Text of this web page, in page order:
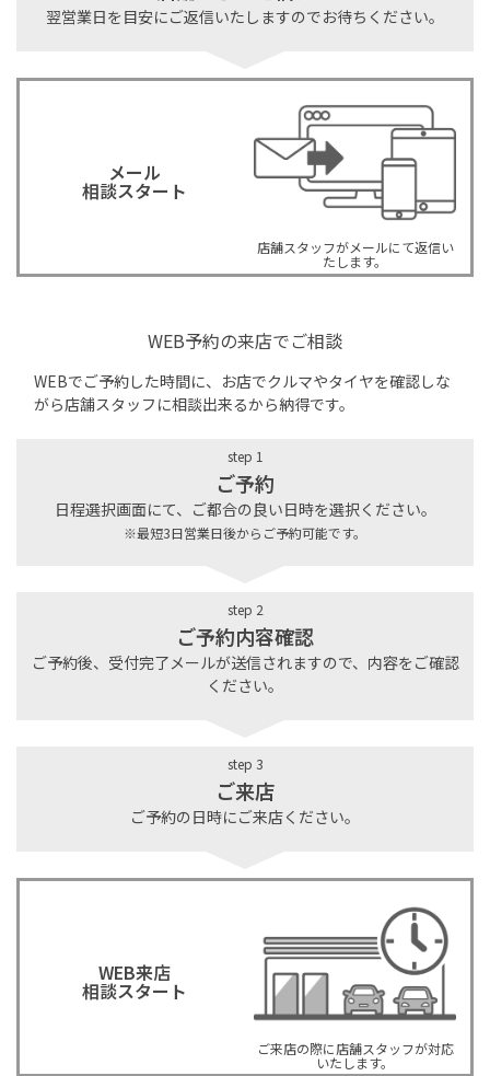
翌営業日を目安にご返信いたしますのでお待ちください。
メール
相談スタート
店舗スタッフがメールにて返信い
たします。
WEB予約の来店でご相談
WEBでご予約した時間に、お店でクルマやタイヤを確認しな
がら店舗スタッフに相談出来るから納得です。
step 1
ご予約
日程選択画面にて、ご都合の良い日時を選択ください。
※最短3日営業日後からご予約可能です。
step 2
ご予約内容確認
ご予約後、受付完了メールが送信されますので、内容をご確認
ください。
step 3
ご来店
ご予約の日時にご来店ください。
WEB来店
相談スタート
ご来店の際に店舗スタッフが対応
いたします。